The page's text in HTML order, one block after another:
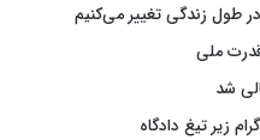
طول زندگی تغییر می‌کنیم
ملی
شد